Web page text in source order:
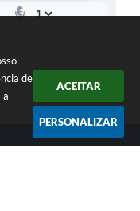
de
a
ACEITAR
PERSONALIZAR